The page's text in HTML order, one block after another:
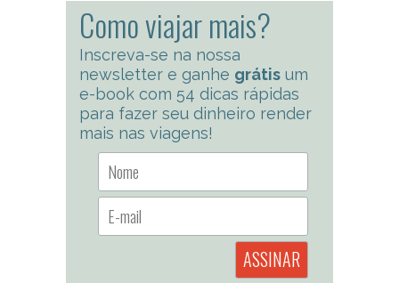
Como viajar mais?
Inscreva-se na nossa
newsletter e ganhe grátis um
e-book com 54 dicas rápidas
para fazer seu dinheiro render
mais nas viagens!